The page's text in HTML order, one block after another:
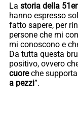
La storia della
hanno espresso
fatto sapere, per
persone che mi
mi conoscono e
Da tutta questa
positivo, ovvero
cuoreche
a pezzi”.